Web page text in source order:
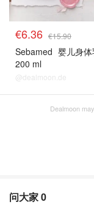
€6.36 €15.90
Sebamed 婴儿身
200 ml
@dealmoon.de
Dealmoon
问大家0